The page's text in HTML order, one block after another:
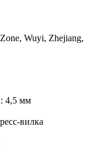
Wuyi, Zhejiang,
4,5 мм
вилка